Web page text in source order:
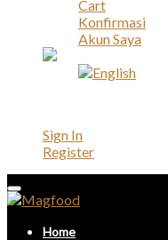
Cart
Konfirmasi
Akun Saya
Sign In
Register
Home